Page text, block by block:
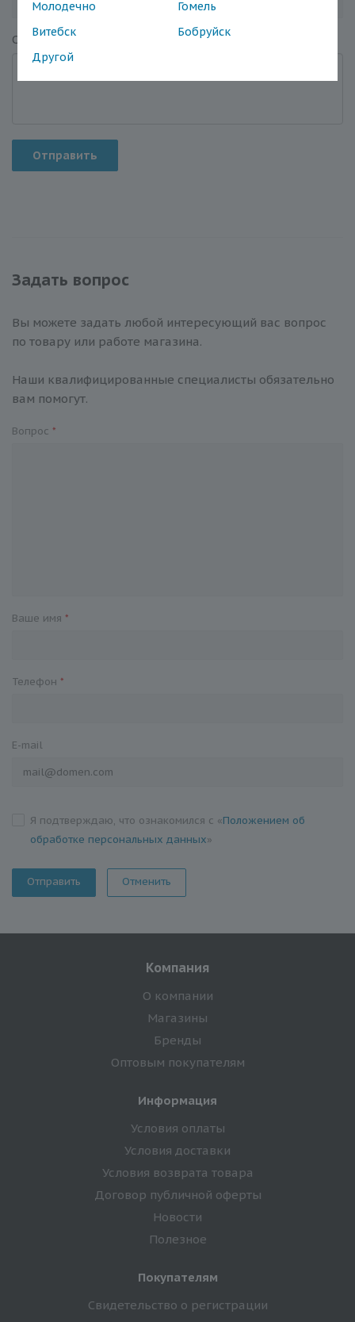
Молодечно
Гомель
Витебск
Бобруйск
Другой
Отзыв*
Отправить
Задать вопрос
Вы можете задать любой интересующий вас вопрос
по товару или работе магазина.
Наши квалифицированные специалисты обязательно
вам помогут.
Вопрос *
Ваше имя *
Телефон *
E-mail
Я подтверждаю, что ознакомился с «Положением об
обработке персональных данных»
Отменить
Компания
О компании
Магазины
Бренды
Оптовым покупателям
Информация
Условия оплаты
Условия доставки
Условия возврата товара
Договор публичной оферты
Новости
Полезное
Покупателям
Свидетельство о регистрации